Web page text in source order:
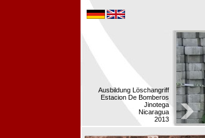
Ausbildung Löschangriff
Estacion De Bomberos
Jinotega
Nicaragua
2013